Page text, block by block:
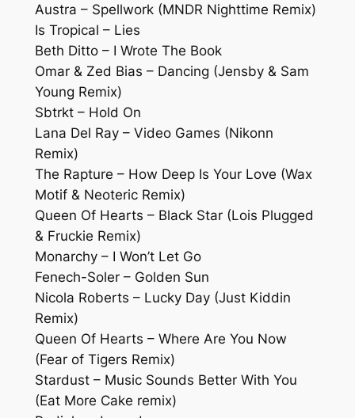
Austra – Spellwork (MNDR Nighttime Remix)
Is Tropical – Lies
Beth Ditto – I Wrote The Book
Omar & Zed Bias – Dancing (Jensby & Sam
Young Remix)
Sbtrkt – Hold On
Lana Del Ray – Video Games (Nikonn
Remix)
The Rapture – How Deep Is Your Love (Wax
Motif & Neoteric Remix)
Queen Of Hearts – Black Star (Lois Plugged
& Fruckie Remix)
Monarchy – I Won’t Let Go
Fenech-Soler – Golden Sun
Nicola Roberts – Lucky Day (Just Kiddin
Remix)
Queen Of Hearts – Where Are You Now
(Fear of Tigers Remix)
Stardust – Music Sounds Better With You
(Eat More Cake remix)